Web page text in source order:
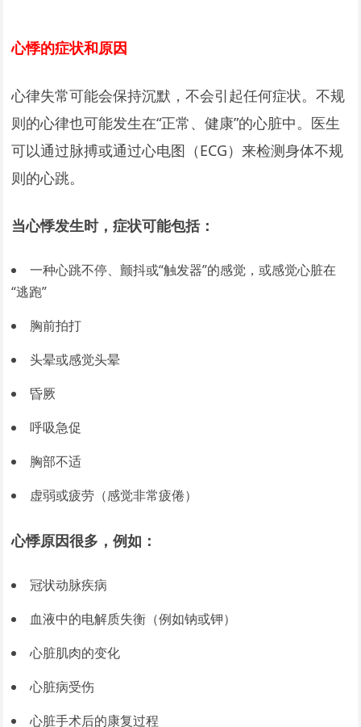
心悸的症状和原因
心律失常可能会保持沉默，不会引起任何症状。不规
则的心律也可能发生在“正常、健康”的心脏中。医生
可以通过脉搏或通过心电图（ECG）来检测身体不规
则的心跳。
当心悸发生时，症状可能包括：
一种心跳不停、颤抖或“触发器”的感觉，或感觉心脏在
“逃跑”
胸前拍打
头晕或感觉头晕
昏厥
呼吸急促
胸部不适
虚弱或疲劳（感觉非常疲倦）
心悸原因很多，例如：
冠状动脉疾病
血液中的电解质失衡（例如钠或钾）
心脏肌肉的变化
心脏病受伤
心脏手术后的康复过程